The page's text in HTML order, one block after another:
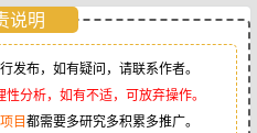
说明
布，如有疑问，请联系作者。
分析，如有不适，可放弃操作。
目 都需要多研究多积累多推广。